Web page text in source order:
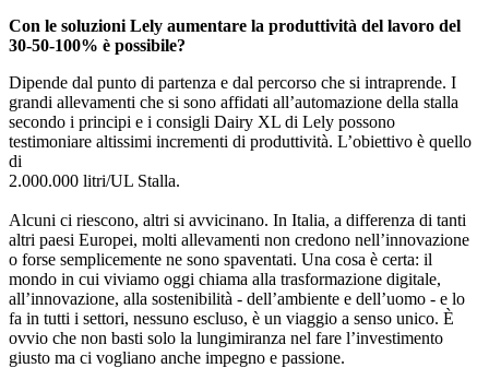
Con le soluzioni Lely aumentare la produttività del lavoro del
30-50-100% è possibile?
Dipende dal punto di partenza e dal percorso che si intraprende. I
grandi allevamenti che si sono affidati all’automazione della stalla
secondo i principi e i consigli Dairy XL di Lely possono
testimoniare altissimi incrementi di produttività. L’obiettivo è quello
di
2.000.000 litri/UL Stalla.
Alcuni ci riescono, altri si avvicinano. In Italia, a differenza di tanti
altri paesi Europei, molti allevamenti non credono nell’innovazione
o forse semplicemente ne sono spaventati. Una cosa è certa: il
mondo in cui viviamo oggi chiama alla trasformazione digitale,
all’innovazione, alla sostenibilità - dell’ambiente e dell’uomo - e lo
fa in tutti i settori, nessuno escluso, è un viaggio a senso unico. È
ovvio che non basti solo la lungimiranza nel fare l’investimento
giusto ma ci vogliano anche impegno e passione.